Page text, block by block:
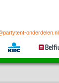
onderdelen.nl